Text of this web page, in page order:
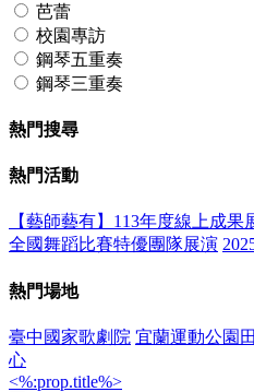
芭蕾
校園專訪
鋼琴五重奏
鋼琴三重奏
熱門搜尋
熱門活動
【藝師藝有】113年度線上成果
全國舞蹈比賽特優團隊展演
熱門場地
臺中國家歌劇院 宜蘭運動公園
心
<%:prop.title%>